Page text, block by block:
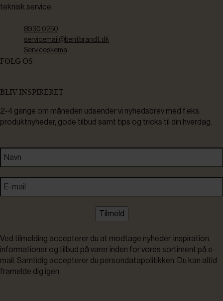
teknisk service.
8930 0250
servicemail@bentbrandt.dk
Serviceskema
FØLG OS
BLIV INSPIRERET
2-4 gange om måneden udsender vi nyhedsbrev med f.eks.
produktnyheder, gode tilbud samt tips og tricks til din hverdag.
Tilmeld
Ved tilmelding accepterer du at modtage nyheder, inspiration,
informationer og tilbud på varer inden for vores sortiment på e-
mail. Samtidig accepterer du persondatapolitikken. Du kan altid
framelde dig igen.